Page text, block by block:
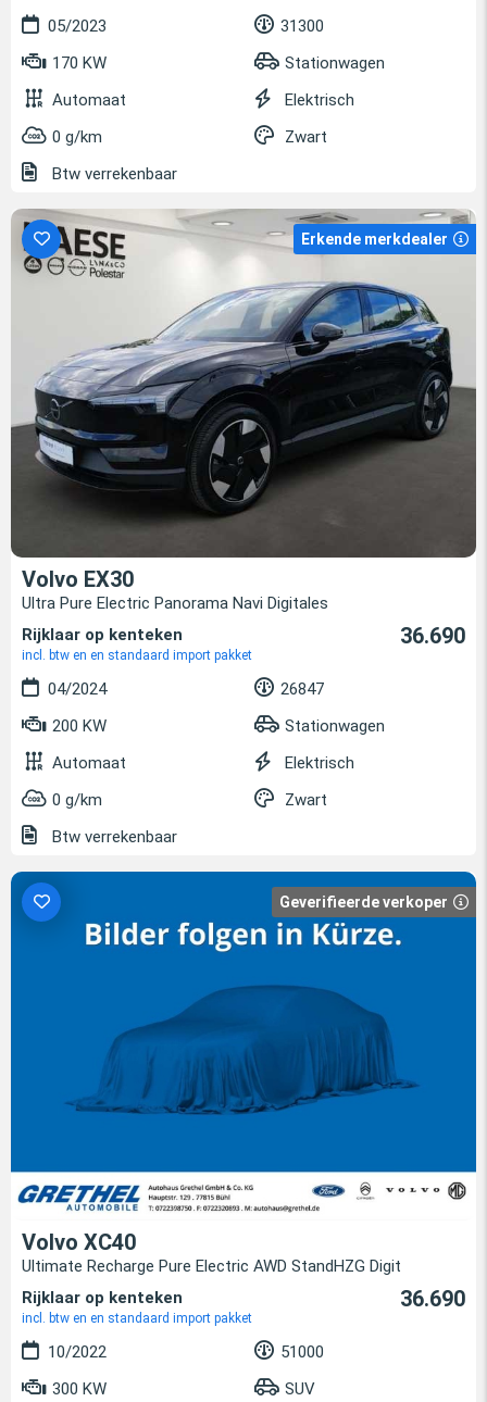
05/2023
31300
170 KW
Stationwagen
Automaat
Elektrisch
0 g/km
Zwart
Btw verrekenbaar
Erkende merkdealer
Volvo EX30
Ultra Pure Electric Panorama Navi Digitales
Rijklaar op kenteken
incl. btw en en standaard import pakket
36.690
04/2024
26847
200 KW
Stationwagen
Automaat
Elektrisch
0 g/km
Zwart
Btw verrekenbaar
Geverifieerde verkoper
Volvo XC40
Ultimate Recharge Pure Electric AWD StandHZG Digit
Rijklaar op kenteken
incl. btw en en standaard import pakket
36.690
10/2022
51000
300 KW
SUV